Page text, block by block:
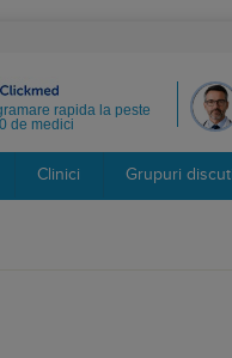
rapida la peste
de medici
Clinici Grupuri